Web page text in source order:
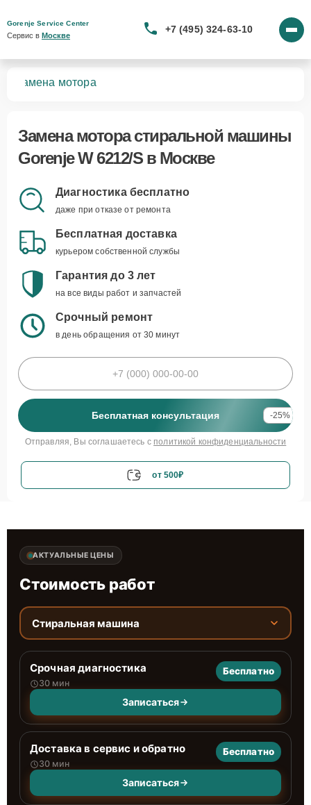
Gorenje Service Center
Сервис в Москве
+7 (495) 324-63-10
Замена мотора
Замена мотора стиральной машины
Gorenje W 6212/S в Москве
Диагностика бесплатно
даже при отказе от ремонта
Бесплатная доставка
курьером собственной службы
Гарантия до 3 лет
на все виды работ и запчастей
Срочный ремонт
в день обращения от 30 минут
Бесплатная консультация -25%
Отправляя, Вы соглашаетесь с политикой конфиденциальности
от 500₽
АКТУАЛЬНЫЕ ЦЕНЫ
Стоимость работ
Стиральная машина
Срочная диагностика
30 мин
Бесплатно
Записаться
Доставка в сервис и обратно
30 мин
Бесплатно
Записаться